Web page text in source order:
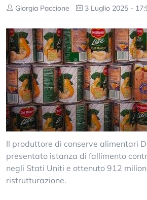
Giorgia Paccione 3 Luglio 2025 -
Il produttore di conserve alimentari
presentato istanza di fallimento
negli Stati Uniti e ottenuto 912
ristrutturazione.